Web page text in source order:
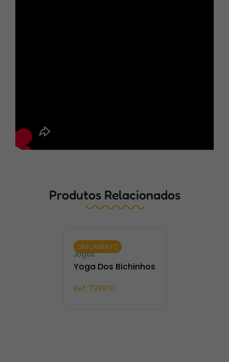
Produtos Relacionados
LANÇAMENTO
Jogos
Yoga Dos Bichinhos
Ref.:793970